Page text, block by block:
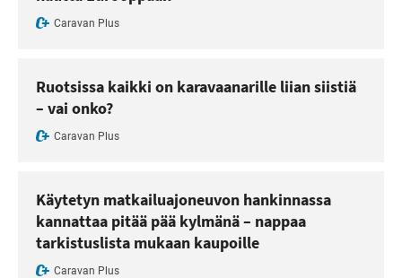
Caravan Plus
Ruotsissa kaikki on karavaanarille liian siistiä
– vai onko?
Caravan Plus
Käytetyn matkailuajoneuvon hankinnassa
kannattaa pitää pää kylmänä – nappaa
tarkistuslista mukaan kaupoille
Caravan Plus